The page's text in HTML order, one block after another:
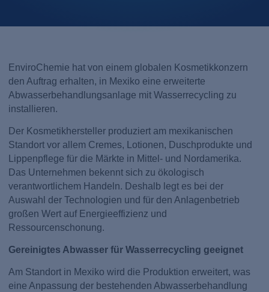
EnviroChemie hat von einem globalen Kosmetikkonzern
den Auftrag erhalten, in Mexiko eine erweiterte
Abwasserbehandlungsanlage mit Wasserrecycling zu
installieren.
Der Kosmetikhersteller produziert am mexikanischen
Standort vor allem Cremes, Lotionen, Duschprodukte und
Lippenpflege für die Märkte in Mittel- und Nordamerika.
Das Unternehmen bekennt sich zu ökologisch
verantwortlichem Handeln. Deshalb legt es bei der
Auswahl der Technologien und für den Anlagenbetrieb
großen Wert auf Energieeffizienz und
Ressourcenschonung.
Gereinigtes Abwasser für Wasserrecycling geeignet
Am Standort in Mexiko wird die Produktion erweitert, was
eine Anpassung der bestehenden Abwasserbehandlung